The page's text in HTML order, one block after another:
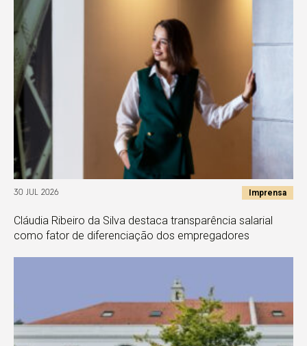
30 JUL 2026 Imprensa
Cláudia Ribeiro da Silva destaca transparência salarial
como fator de diferenciação dos empregadores